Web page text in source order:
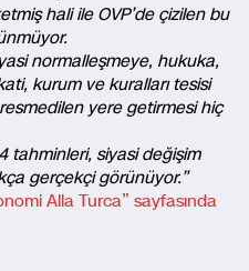
hali ile OVP’de çizilen bu
normalleşmeye, hukuka,
kurum ve kuralları tesisi
yere getirmesi hiç
tahminleri, siyasi değişim
gerçekçi görünüyor.”
Alla Turca” sayfasında